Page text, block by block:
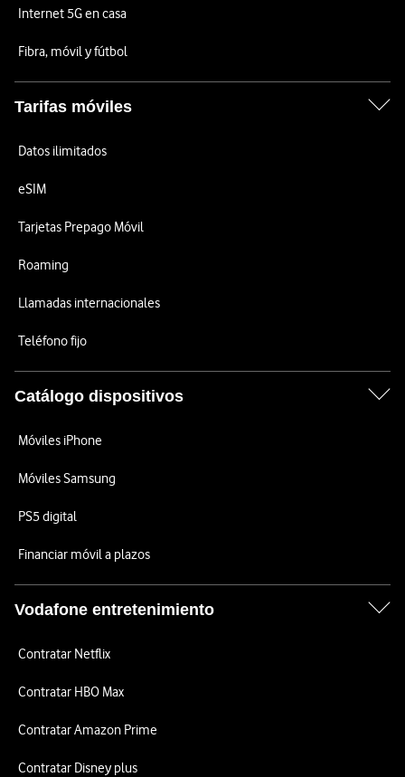
Internet 5G en casa
Fibra, móvil y fútbol
Tarifas móviles
Datos ilimitados
eSIM
Tarjetas Prepago Móvil
Roaming
Llamadas internacionales
Teléfono fijo
Catálogo dispositivos
Móviles iPhone
Móviles Samsung
PS5 digital
Financiar móvil a plazos
Vodafone entretenimiento
Contratar Netflix
Contratar HBO Max
Contratar Amazon Prime
Contratar Disney plus